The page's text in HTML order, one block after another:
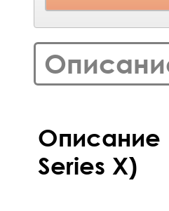
Описание
Series X)